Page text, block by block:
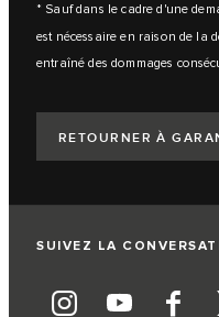
* Sauf dans le cadre d'une
est nécessaire en raison de la
entraîné des dommages
RETOURNER À
SUIVEZ LA